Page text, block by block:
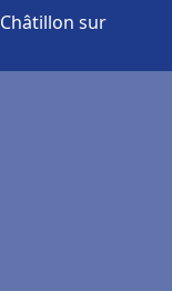
sur